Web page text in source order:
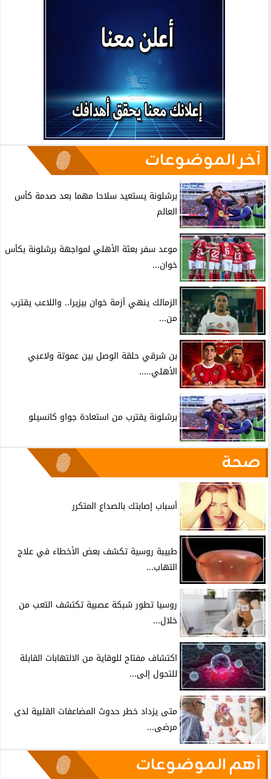
آخر الموضوعات
برشلونة يستعيد سلاحا مهما بعد صدمة كأس
العالم
موعد سفر بعثة الأهلي لمواجهة برشلونة بكأس
خوان...
الزمالك ينهي أزمة خوان بيزيرا.. واللاعب يقترب
من...
بن شرقي حلقة الوصل بين عموتة ولاعبي
الأهلي.....
برشلونة يقترب من استعادة جواو كانسيلو
صحة
أسباب إصابتك بالصداع المتكرر
طبيبة روسية تكشف بعض الأخطاء في علاج
التهاب...
روسيا تطور شبكة عصبية تكتشف التعب من
خلال...
اكتشاف مفتاح للوقاية من الالتهابات القابلة
للتحول إلى...
متى يزداد خطر حدوث المضاعفات القلبية لدى
مرضى...
آهم الموضوعات